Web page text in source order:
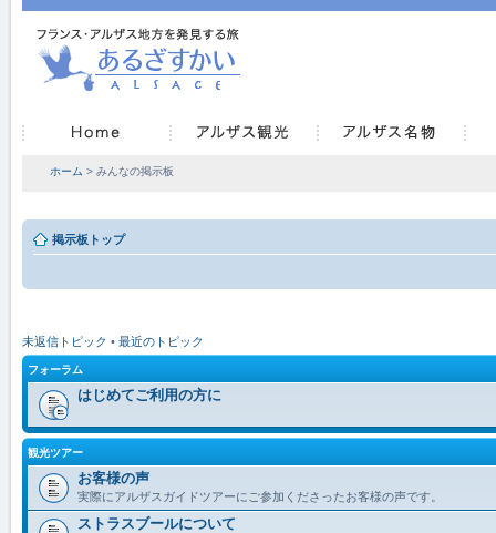
ホーム > みんなの掲示板
掲示板トップ
未返信トピック • 最近のトピック
フォーラム
はじめてご利用の方に
観光ツアー
お客様の声
実際にアルザスガイドツアーにご参加くださったお客様の声です。
ストラスブールについて